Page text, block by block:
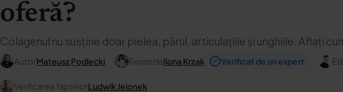
oferă?
Colagenul nu susține doar pielea, părul, articulațiile și unghiile. Aflați
AutorMateusz Podlecki RecenzieIlona Krzak Verificat de un expert
Verificarea faptelorLudwik Jelonek